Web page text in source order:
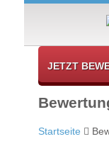
JETZT
Startseite